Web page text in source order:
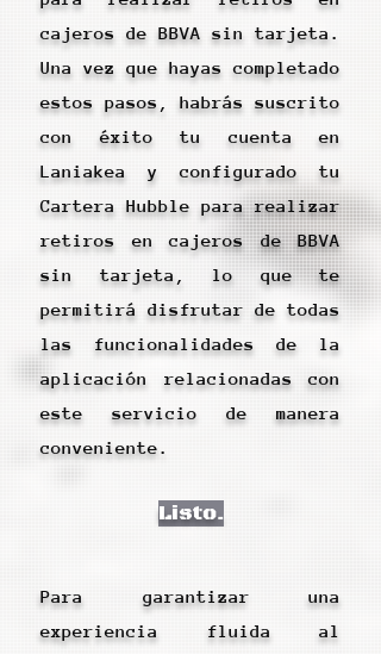
cajeros de BBVA sin tarjeta.
Una vez que hayas completado
estos pasos, habrás suscrito
con éxito tu cuenta en
Laniakea y configurado tu
Cartera Hubble para realizar
retiros en cajeros de BBVA
sin tarjeta, lo que te
permitirá disfrutar de todas
las funcionalidades de la
aplicación relacionadas con
este servicio de manera
conveniente.
Listo.
Para garantizar una
experiencia fluida al